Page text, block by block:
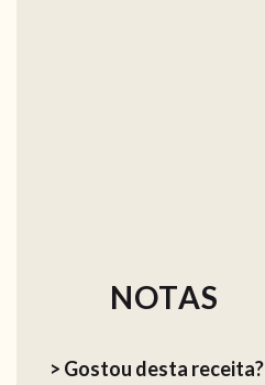
NOTAS
> Gostou desta receita?